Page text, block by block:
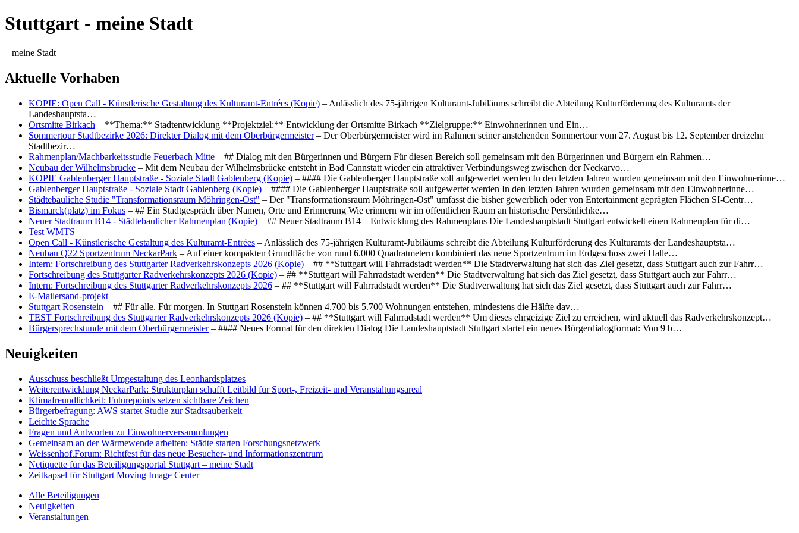
Stuttgart - meine Stadt
– meine Stadt
Aktuelle Vorhaben
KOPIE: Open Call - Künstlerische Gestaltung des Kulturamt-Entrées (Kopie) – Anlässlich des 75-jährigen Kulturamt-Jubiläums schreibt die Abteilung Kulturförderung des Kulturamts der
Landeshauptsta…
Ortsmitte Birkach – **Thema:** Stadtentwicklung **Projektziel:** Entwicklung der Ortsmitte Birkach **Zielgruppe:** Einwohnerinnen und Ein…
Sommertour Stadtbezirke 2026: Direkter Dialog mit dem Oberbürgermeister– Der Oberbürgermeister wird im Rahmen seiner anstehenden Sommertour vom 27. August bis 12. September dreizehn
Stadtbezir…
Rahmenplan/Machbarkeitsstudie Feuerbach Mitte – ## Dialog mit den Bürgerinnen und Bürgern Für diesen Bereich soll gemeinsam mit den Bürgerinnen und Bürgern ein Rahmen…
Neubau der Wilhelmsbrücke – Mit dem Neubau der Wilhelmsbrücke entsteht in Bad Cannstatt wieder ein attraktiver Verbindungsweg zwischen der Neckarvo…
KOPIE Gablenberger Hauptstraße - Soziale Stadt Gablenberg (Kopie) – #### Die Gablenberger Hauptstraße soll aufgewertet werden In den letzten Jahren wurden gemeinsam mit den Einwohnerinne…
Gablenberger Hauptstraße - Soziale Stadt Gablenberg (Kopie) – #### Die Gablenberger Hauptstraße soll aufgewertet werden In den letzten Jahren wurden gemeinsam mit den Einwohnerinne…
Städtebauliche Studie "Transformationsraum Möhringen-Ost" – Der "Transformationsraum Möhringen-Ost" umfasst die bisher gewerblich oder von Entertainment geprägten Flächen SI-Centr…
Bismarck(platz) im Fokus – ## Ein Stadtgespräch über Namen, Orte und Erinnerung Wie erinnern wir im öffentlichen Raum an historische Persönlichke…
Neuer Stadtraum B14 - Städtebaulicher Rahmenplan (Kopie) – ## Neuer Stadtraum B14 – Entwicklung des Rahmenplans Die Landeshauptstadt Stuttgart entwickelt einen Rahmenplan für di…
Test WMTS
Open Call - Künstlerische Gestaltung des Kulturamt-Entrées – Anlässlich des 75-jährigen Kulturamt-Jubiläums schreibt die Abteilung Kulturförderung des Kulturamts der Landeshauptsta…
Neubau Q22 Sportzentrum NeckarPark – Auf einer kompakten Grundfläche von rund 6.000 Quadratmetern kombiniert das neue Sportzentrum im Erdgeschoss zwei Halle…
Intern: Fortschreibung des Stuttgarter Radverkehrskonzepts 2026 (Kopie) – ## **Stuttgart will Fahrradstadt werden** Die Stadtverwaltung hat sich das Ziel gesetzt, dass Stuttgart auch zur Fahrr…
Fortschreibung des Stuttgarter Radverkehrskonzepts 2026 (Kopie) – ## **Stuttgart will Fahrradstadt werden** Die Stadtverwaltung hat sich das Ziel gesetzt, dass Stuttgart auch zur Fahrr…
Intern: Fortschreibung des Stuttgarter Radverkehrskonzepts 2026 – ## **Stuttgart will Fahrradstadt werden** Die Stadtverwaltung hat sich das Ziel gesetzt, dass Stuttgart auch zur Fahrr…
E-Mailersand-projekt
Stuttgart Rosenstein – ## Für alle. Für morgen. In Stuttgart Rosenstein können 4.700 bis 5.700 Wohnungen entstehen, mindestens die Hälfte dav…
TEST Fortschreibung des Stuttgarter Radverkehrskonzepts 2026 (Kopie) – ## **Stuttgart will Fahrradstadt werden** Um dieses ehrgeizige Ziel zu erreichen, wird aktuell das Radverkehrskonzept…
Bürgersprechstunde mit dem Oberbürgermeister– #### Neues Format für den direkten Dialog Die Landeshauptstadt Stuttgart startet ein neues Bürgerdialogformat: Von 9 b…
Neuigkeiten
Ausschuss beschließt Umgestaltung des Leonhards­platzes
Weiterentwicklung NeckarPark: Strukturplan schafft Leitbild für Sport-, Freizeit- und Veranstaltungsareal
Klimafreundlichkeit: Futurepoints setzen sichtbare Zeichen
Bürgerbefragung: AWS startet Studie zur Stadtsauberkeit
Leichte Sprache
Fragen und Antworten zu Einwohnerversammlungen
Gemeinsam an der Wärmewende arbeiten: Städte starten Forschungsnetzwerk
Weissenhof.Forum: Richtfest für das neue Besucher- und Informationszentrum
Netiquette für das Beteiligungsportal Stuttgart – meine Stadt
Zeitkapsel für Stuttgart Moving Image Center
Alle Beteiligungen
Neuigkeiten
Veranstaltungen